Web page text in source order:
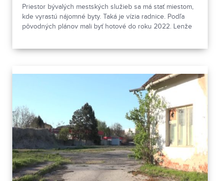
Priestor bývalých mestských služieb sa má stať miestom,
kde vyrastú nájomné byty. Taká je vízia radnice. Podľa
pôvodných plánov mali byť hotové do roku 2022. Lenže